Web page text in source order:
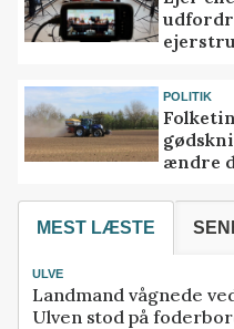
POLITIK
ændre
MEST LÆSTE
ULVE
Landmand vågnede
Ulven stod på